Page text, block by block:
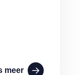
meer